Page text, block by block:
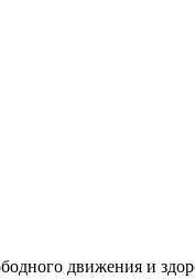
движения и